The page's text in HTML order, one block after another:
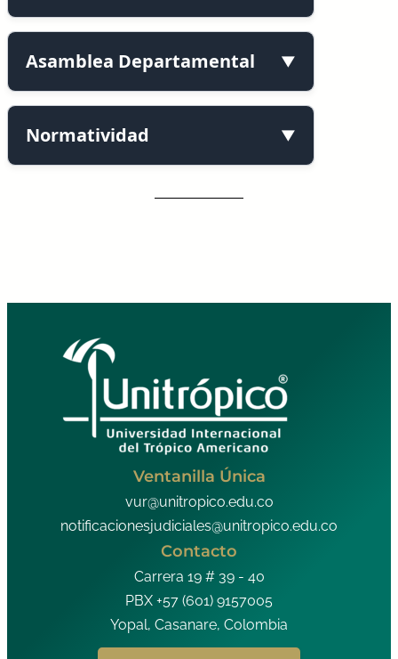
Asamblea Departamental
Normatividad
Ventanilla Única
vur@unitropico.edu.co
notificacionesjudiciales@unitropico.edu.co
Contacto
Carrera 19 # 39 - 40
PBX +57 (601) 9157005
Yopal, Casanare, Colombia